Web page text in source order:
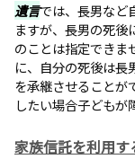
遺言では、長男など
ますが、長男の死後
のことは指定できま
に、自分の死後は長
を承継させること
したい場合子どもが
家族信託を利用